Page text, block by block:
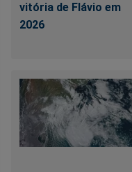
vitória de Flávio em
2026